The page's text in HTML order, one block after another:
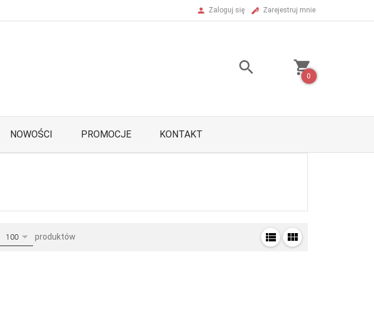
Zaloguj się Zarejestruj mnie
0
NOWOŚCI PROMOCJE KONTAKT
pop100 produktów